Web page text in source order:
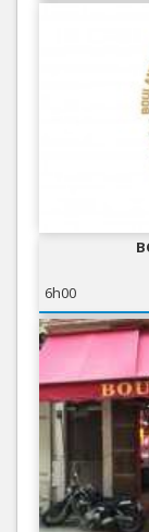
6h00